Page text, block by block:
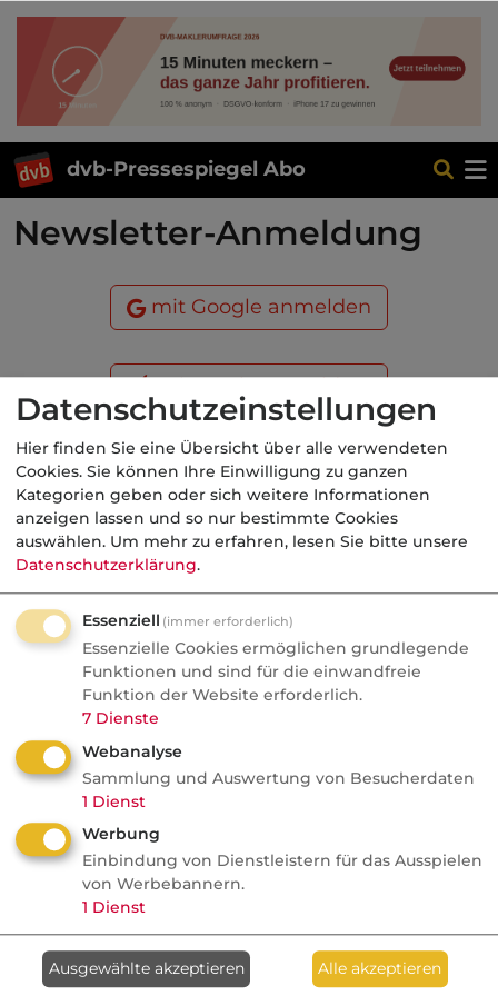
dvb-Pressespiegel Abo
Newsletter-Anmeldung
mit Google anmelden
mit Apple anmelden
oder
Newsletter dvb-Pressespiegel
inkl. Sonderausgabe (Produktinformationen aus der Branche)
Versicherungen (Beispiel)
Wirtschaft & Finanzen
Ich möchte eine Einladung zu der
jährlichen
Ich bin mit denAGB einverstanden und
Datenschutzeinstellungen
Hier finden Sie eine Übersicht über alle verwendeten
Cookies. Sie können Ihre Einwilligung zu ganzen
Kategorien geben oder sich weitere Informationen
anzeigen lassen und so nur bestimmte Cookies
auswählen. Um mehr zu erfahren, lesen Sie bitte unsere
Datenschutzerklärung.
Essenziell (immer erforderlich)
Essenzielle Cookies ermöglichen grundlegende
Funktionen und sind für die einwandfreie
Funktion der Website erforderlich.
7 Dienste
Webanalyse
Sammlung und Auswertung von Besucherdaten
1 Dienst
Werbung
Einbindung von Dienstleistern für das Ausspielen
von Werbebannern.
1 Dienst
Ausgewählte akzeptieren Alle akzeptieren